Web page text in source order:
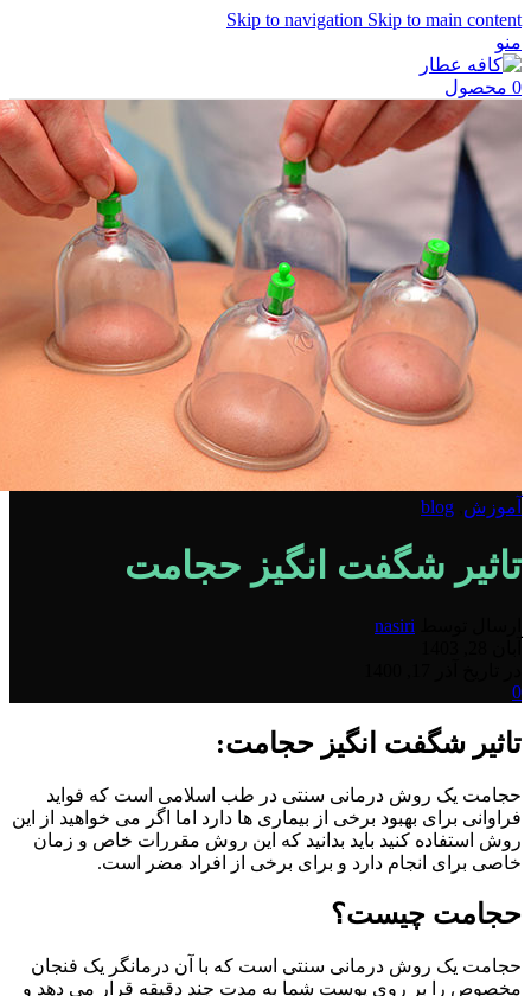
Skip to navigation Skip to main content
منو
0 محصول
آموزش blog
تاثیر شگفت انگیز حجامت
nasiri
0
تاثیر شگفت انگیز حجامت:
حجامت یک روش درمانی سنتی در طب اسلامی است که فواید
فراوانی برای بهبود برخی از بیماری ها دارد اما اگر می خواهید از این
روش استفاده کنید باید بدانید که این روش مقررات خاص و زمان
خاصی برای انجام دارد و برای برخی از افراد مضر است.
حجامت چیست؟
حجامت یک روش درمانی سنتی است که با آن درمانگر یک فنجان
مخصوص را بر روی پوست شما به مدت چند دقیقه قرار می دهد و